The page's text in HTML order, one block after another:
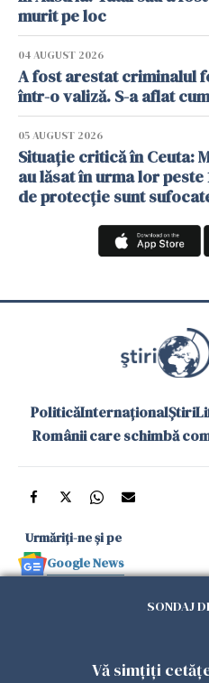
murit pe loc
04 AUGUST 2026
A fost arestat criminalul
într-o valiză. S-a aflat
05 AUGUST 2026
Situație critică în Ceuta:
au lăsat în urma lor
de protecție sunt
PoliticăInternaționalȘtiri
Românii care schimbă
Urmăriți-ne și pe
Google News
Politica de
Politica
SONDAJ
Vă simțiți